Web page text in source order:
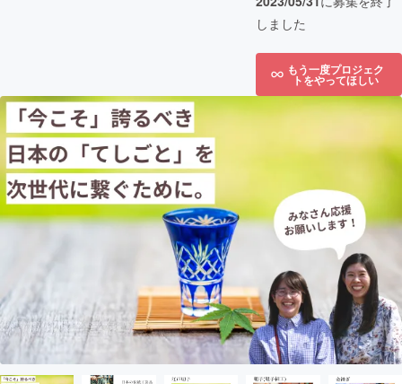
しました
もう一度プロジェク
トをやってほしい